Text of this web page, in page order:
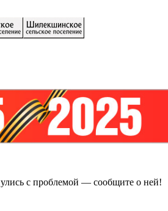
с проблемой — сообщите о ней!